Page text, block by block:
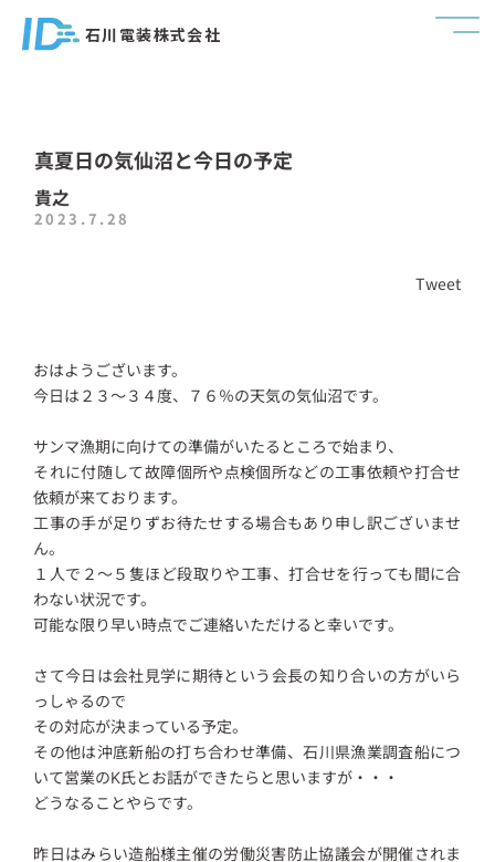
石川電装株式会社
真夏日の気仙沼と今日の予定
貴之
2023.7.28
Tweet
おはようございます。
今日は２３～３４度、７６％の天気の気仙沼です。
サンマ漁期に向けての準備がいたるところで始まり、
それに付随して故障個所や点検個所などの工事依頼や打合せ
依頼が来ております。
工事の手が足りずお待たせする場合もあり申し訳ございませ
ん。
１人で２～５隻ほど段取りや工事、打合せを行っても間に合
わない状況です。
可能な限り早い時点でご連絡いただけると幸いです。
さて今日は会社見学に期待という会長の知り合いの方がいら
っしゃるので
その対応が決まっている予定。
その他は沖底新船の打ち合わせ準備、石川県漁業調査船につ
いて営業のK氏とお話ができたらと思いますが・・・
どうなることやらです。
昨日はみらい造船様主催の労働災害防止協議会が開催されま